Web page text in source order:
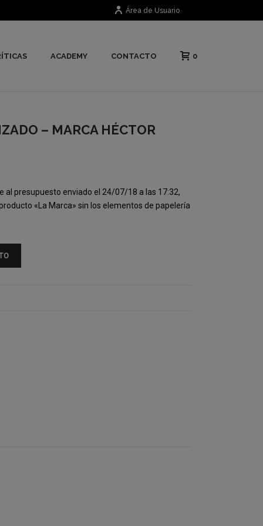
Área de Usuario
ACADEMY CONTACTO 0
– MARCA HÉCTOR
al presupuesto enviado el 24/07/18 a las 17:32,
«La Marca» sin los elementos de papelería